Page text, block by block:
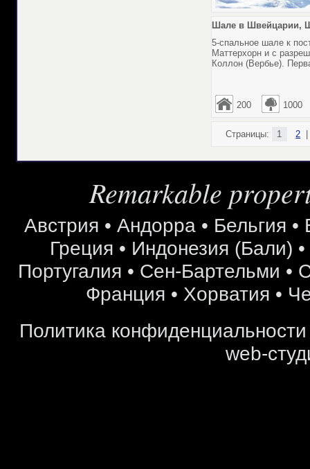
Шале в Швейцарии,
5-спальное шале к
Маттерхорн и с
Коллон (Вербье).
200 1000
Страницы: 1 2
Remarkable
Австрия • Андорра • Бельгия •
Греция • Индонезия (Бали) •
Португалия • Сен-Бартельми •
Франция • Хорватия •
Политика конфиденциальности
web-